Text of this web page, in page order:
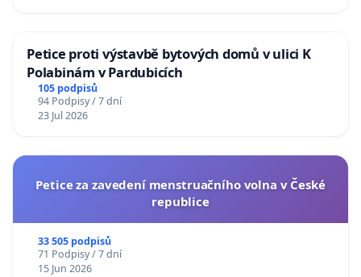
Petice proti výstavbě bytových domů v ulici K
Polabinám v Pardubicích
105 podpisů
94 Podpisy / 7 dní
23 Jul 2026
Petice za zavedení menstruačního volna v České
republice
33 505 podpisů
71 Podpisy / 7 dní
15 Jun 2026